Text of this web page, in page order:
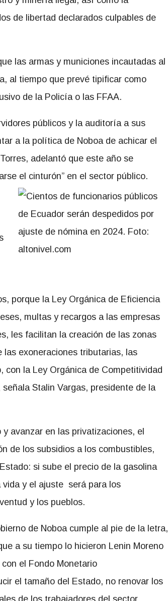
de libertad declarados culpables de
las armas y municiones incautadas al
al tiempo que prevé tipificar como
de la Policía o las FFAA.
públicos y la auditoría a sus
a la política de Noboa de achicar el
adelantó que este año se
el cinturón” en el sector público.
porque la Ley Orgánica de Eficiencia
multas y recargos a las empresas
les facilitan la creación de las zonas
las exoneraciones tributarias, las
con la Ley Orgánica de Competitividad
Stalin Vargas, presidente de la
avanzar en las privatizaciones, el
de los subsidios a los combustibles,
si sube el precio de la gasolina
vida y el ajuste será para los
y los pueblos.
de Noboa cumple al pie de la letra,
a su tiempo lo hicieron Lenin Moreno
el Fondo Monetario
el tamaño del Estado, no renovar los
de los trabajadores del sector